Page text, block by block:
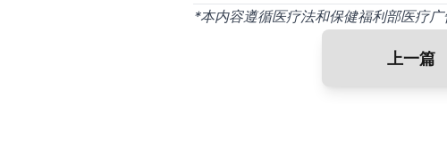
*本内容遵循医疗法和保健福利部医疗
上一篇